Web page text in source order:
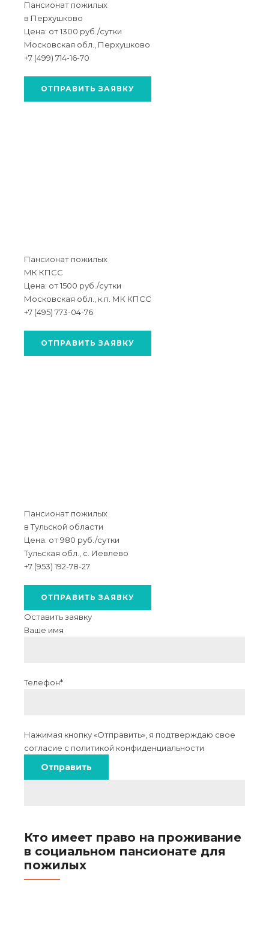
Пансионат пожилых
в Перхушково
Цена: от 1300 руб./сутки
Московская обл., Перхушково
+7 (499) 714-16-70
ОТПРАВИТЬ ЗАЯВКУ
Пансионат пожилых
МК КПСС
Цена: от 1500 руб./сутки
Московская обл., к.п. МК КПСС
+7 (495) 773-04-76
ОТПРАВИТЬ ЗАЯВКУ
Пансионат пожилых
в Тульской области
Цена: от 980 руб./сутки
Тульская обл., с. Иевлево
+7 (953) 192-78-27
ОТПРАВИТЬ ЗАЯВКУ
Оставить заявку
Ваше имя
Телефон*
Нажимая кнопку «Отправить», я подтверждаю свое
согласие с политикой конфиденциальности
Кто имеет право на проживание
в социальном пансионате для
пожилых